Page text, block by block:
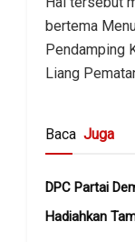
bertema
Pendamping
Liang
Baca Juga
DPC Partai
Hadiahkan